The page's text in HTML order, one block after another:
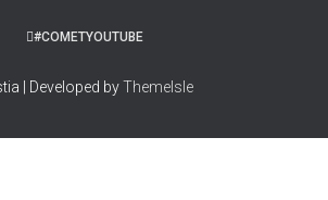
#COMETYOUTUBE
| Developed byThemeIsle